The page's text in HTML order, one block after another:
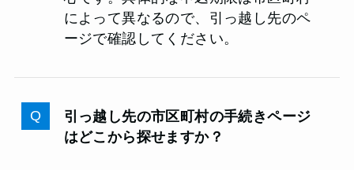
によって異なるので、引っ越し先のペ
ージで確認してください。
引っ越し先の市区町村の手続きページ
はどこから探せますか？